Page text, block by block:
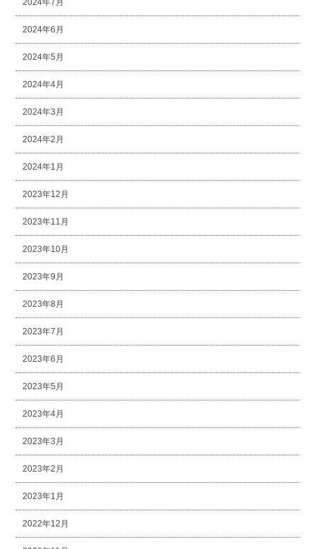
2024年7月
2024年6月
2024年5月
2024年4月
2024年3月
2024年2月
2024年1月
2023年12月
2023年11月
2023年10月
2023年9月
2023年8月
2023年7月
2023年6月
2023年5月
2023年4月
2023年3月
2023年2月
2023年1月
2022年12月